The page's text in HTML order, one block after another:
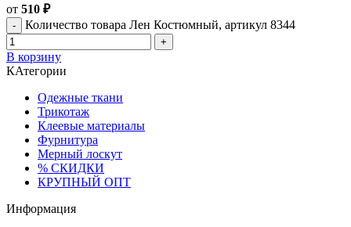
от 510 ₽
Количество товара Лен Костюмный, артикул 8344
В корзину
КАтегории
Одежные ткани
Трикотаж
Клеевые материалы
Фурнитура
Мерный лоскут
% СКИДКИ
КРУПНЫЙ ОПТ
Информация